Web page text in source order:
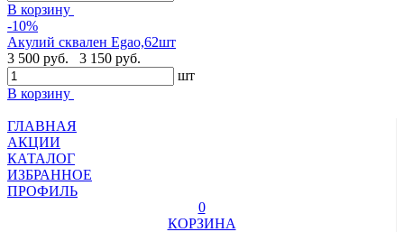
В корзину
-10%
Акулий сквален Egao,62шт
3 500 руб.
3 150 руб.
шт
В корзину
ГЛАВНАЯ
АКЦИИ
КАТАЛОГ
ИЗБРАННОЕ
ПРОФИЛЬ
0
КОРЗИНА